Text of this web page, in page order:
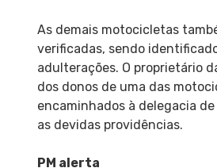
As demais motocicletas
verificadas, sendo
adulterações. O proprietário
dos donos de uma das
encaminhados à delegacia
as devidas providências.
PM alerta